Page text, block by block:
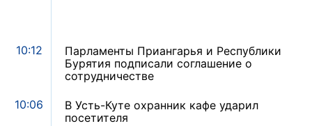
10:12
Парламенты Приангарья и Республики
Бурятия подписали соглашение о
сотрудничестве
10:06
В Усть-Куте охранник кафе ударил
посетителя